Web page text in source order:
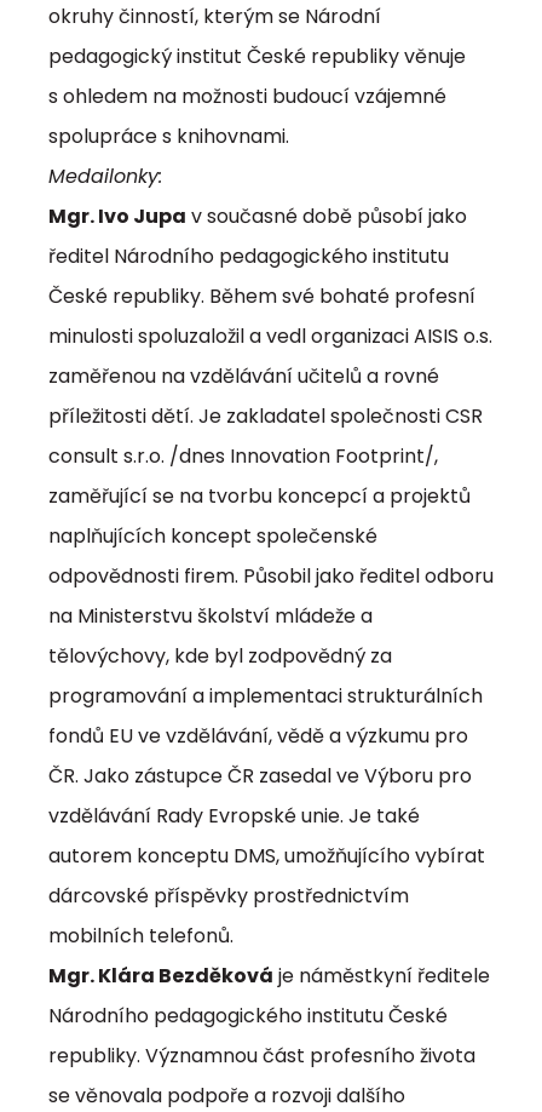
okruhy činností, kterým se Národní
pedagogický institut České republiky věnuje
s ohledem na možnosti budoucí vzájemné
spolupráce s knihovnami.
Medailonky:
Mgr. Ivo Jupa v současné době působí jako
ředitel Národního pedagogického institutu
České republiky. Během své bohaté profesní
minulosti spoluzaložil a vedl organizaci AISIS o.s.
zaměřenou na vzdělávání učitelů a rovné
příležitosti dětí. Je zakladatel společnosti CSR
consult s.r.o. /dnes Innovation Footprint/,
zaměřující se na tvorbu koncepcí a projektů
naplňujících koncept společenské
odpovědnosti firem. Působil jako ředitel odboru
na Ministerstvu školství mládeže a
tělovýchovy, kde byl zodpovědný za
programování a implementaci strukturálních
fondů EU ve vzdělávání, vědě a výzkumu pro
ČR. Jako zástupce ČR zasedal ve Výboru pro
vzdělávání Rady Evropské unie. Je také
autorem konceptu DMS, umožňujícího vybírat
dárcovské příspěvky prostřednictvím
mobilních telefonů.
Mgr. Klára Bezděková je náměstkyní ředitele
Národního pedagogického institutu České
republiky. Významnou část profesního života
se věnovala podpoře a rozvoji dalšího